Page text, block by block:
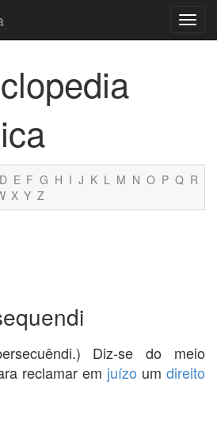
D E F G H I J K L M N O P Q R
X Y Z
Diz-se do meio
reclamar em juízo um direito